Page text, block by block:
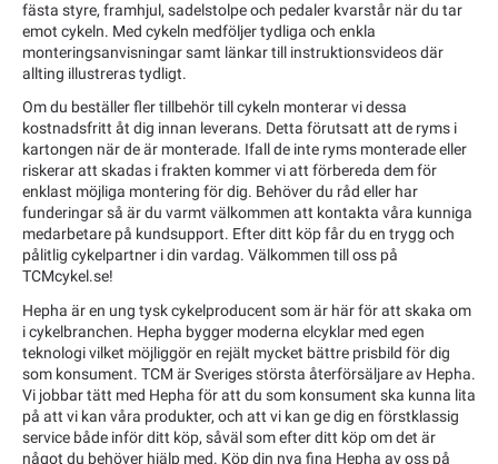
fästa styre, framhjul, sadelstolpe och pedaler kvarstår när du tar
emot cykeln. Med cykeln medföljer tydliga och enkla
monteringsanvisningar samt länkar till instruktionsvideos där
allting illustreras tydligt.
Om du beställer fler tillbehör till cykeln monterar vi dessa
kostnadsfritt åt dig innan leverans. Detta förutsatt att de ryms i
kartongen när de är monterade. Ifall de inte ryms monterade eller
riskerar att skadas i frakten kommer vi att förbereda dem för
enklast möjliga montering för dig. Behöver du råd eller har
funderingar så är du varmt välkommen att kontakta våra kunniga
medarbetare på kundsupport. Efter ditt köp får du en trygg och
pålitlig cykelpartner i din vardag. Välkommen till oss på
TCMcykel.se!
Hepha är en ung tysk cykelproducent som är här för att skaka om
i cykelbranchen. Hepha bygger moderna elcyklar med egen
teknologi vilket möjliggör en rejält mycket bättre prisbild för dig
som konsument. TCM är Sveriges största återförsäljare av Hepha.
Vi jobbar tätt med Hepha för att du som konsument ska kunna lita
på att vi kan våra produkter, och att vi kan ge dig en förstklassig
service både inför ditt köp, såväl som efter ditt köp om det är
något du behöver hjälp med. Köp din nya fina Hepha av oss på